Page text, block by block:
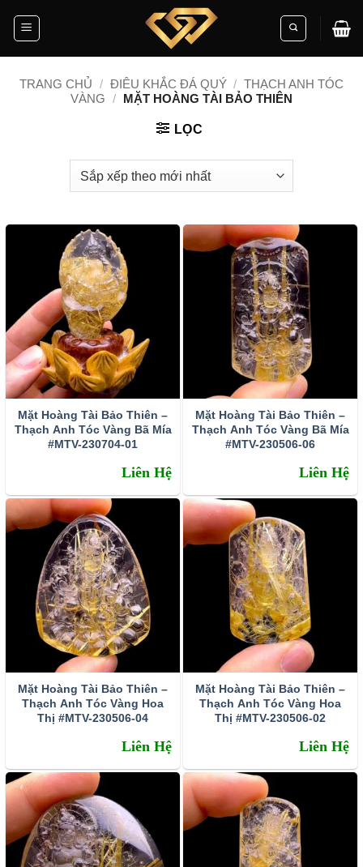
TRANG CHỦ / ĐIÊU KHẮC ĐÁ QUÝ / THẠCH ANH TÓC
VÀNG / MẶT HOÀNG TÀI BẢO THIÊN
LỌC
Mặt Hoàng Tài Bảo Thiên –
Thạch Anh Tóc Vàng Bã Mía
#MTV-230704-01
Liên Hệ
Mặt Hoàng Tài Bảo Thiên –
Thạch Anh Tóc Vàng Bã Mía
#MTV-230506-06
Liên Hệ
Mặt Hoàng Tài Bảo Thiên –
Thạch Anh Tóc Vàng Hoa
Thị #MTV-230506-04
Liên Hệ
Mặt Hoàng Tài Bảo Thiên –
Thạch Anh Tóc Vàng Hoa
Thị #MTV-230506-02
Liên Hệ